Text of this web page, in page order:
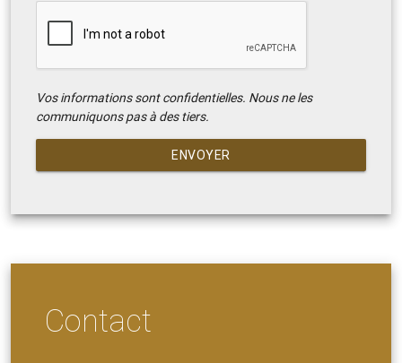
Vos informations sont confidentielles. Nous ne les
communiquons pas à des tiers.
ENVOYER
Contact